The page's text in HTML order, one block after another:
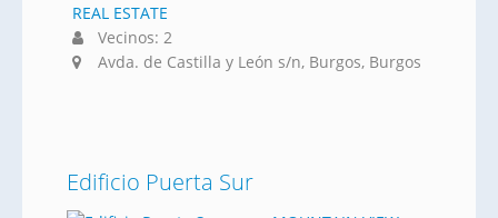
REAL ESTATE
Vecinos: 2
Avda. de Castilla y León s/n, Burgos, Burgos
Edificio Puerta Sur